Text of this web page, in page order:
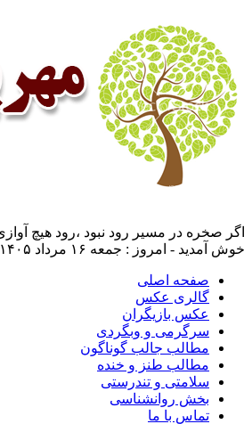
اگر صخره در مسیر رود نبود ،رود هیچ
خوش آمدید - امروز : جمعه ۱۶ مرداد ۱۴۰۵
صفحه اصلی
گالری عکس
عکس بازیگران
سرگرمی و وبگردی
مطالب جالب گوناگون
مطالب طنز و خنده
سلامتی و تندرستی
بخش روانشناسی
تماس با ما